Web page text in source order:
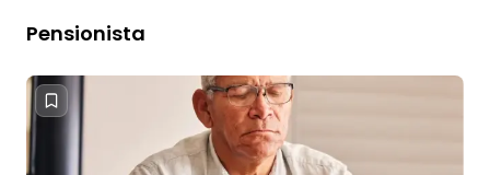
Pensionista